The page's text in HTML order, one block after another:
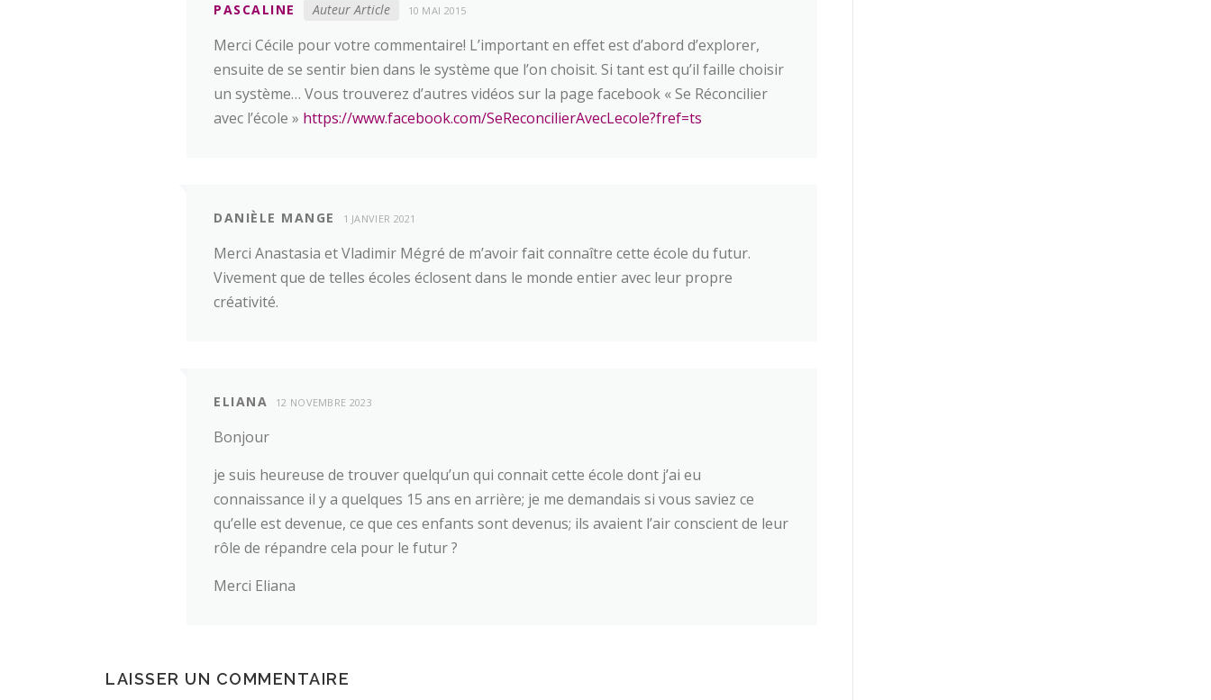
PASCALINE Auteur Article 10 MAI 2015
Merci Cécile pour votre commentaire! L’important en effet est d’abord d’explorer,
ensuite de se sentir bien dans le système que l’on choisit. Si tant est qu’il faille choisir
un système… Vous trouverez d’autres vidéos sur la page facebook « Se Réconcilier
avec l’école » https://www.facebook.com/SeReconcilierAvecLecole?fref=ts
DANIÈLE MANGE 1 JANVIER 2021
Merci Anastasia et Vladimir Mégré de m’avoir fait connaître cette école du futur.
Vivement que de telles écoles éclosent dans le monde entier avec leur propre
créativité.
ELIANA 12 NOVEMBRE 2023
Bonjour
je suis heureuse de trouver quelqu’un qui connait cette école dont j’ai eu
connaissance il y a quelques 15 ans en arrière; je me demandais si vous saviez ce
qu’elle est devenue, ce que ces enfants sont devenus; ils avaient l’air conscient de leur
rôle de répandre cela pour le futur ?
Merci Eliana
LAISSER UN COMMENTAIRE